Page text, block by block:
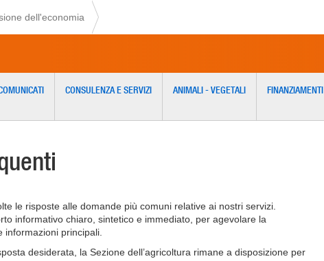
dell'economia
CONSULENZA E SERVIZI ANIMALI - VEGETALI FINANZIAMENTI
le risposte alle domande più comuni relative ai nostri servizi.
informativo chiaro, sintetico e immediato, per agevolare la
informazioni principali.
desiderata, la Sezione dell’agricoltura rimane a disposizione per